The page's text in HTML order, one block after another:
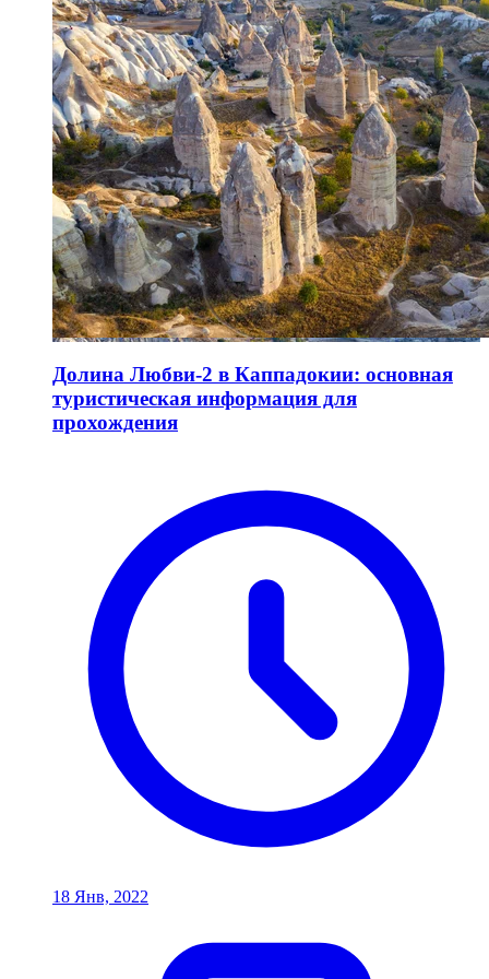
Долина Любви-2 в Каппадокии: основная
туристическая информация для
прохождения
18 Янв, 2022